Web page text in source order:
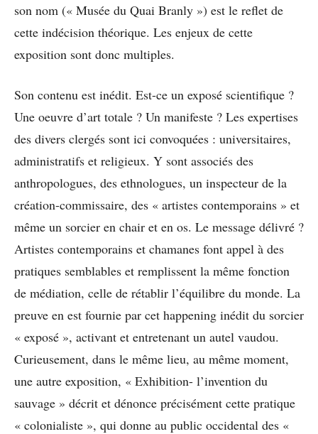
son nom (« Musée du Quai Branly ») est le reflet de
cette indécision théorique. Les enjeux de cette
exposition sont donc multiples.
Son contenu est inédit. Est-ce un exposé scientifique ?
Une oeuvre d’art totale ? Un manifeste ? Les expertises
des divers clergés sont ici convoquées : universitaires,
administratifs et religieux. Y sont associés des
anthropologues, des ethnologues, un inspecteur de la
création-commissaire, des « artistes contemporains » et
même un sorcier en chair et en os. Le message délivré ?
Artistes contemporains et chamanes font appel à des
pratiques semblables et remplissent la même fonction
de médiation, celle de rétablir l’équilibre du monde. La
preuve en est fournie par cet happening inédit du sorcier
« exposé », activant et entretenant un autel vaudou.
Curieusement, dans le même lieu, au même moment,
une autre exposition, « Exhibition- l’invention du
sauvage » décrit et dénonce précisément cette pratique
« colonialiste », qui donne au public occidental des «